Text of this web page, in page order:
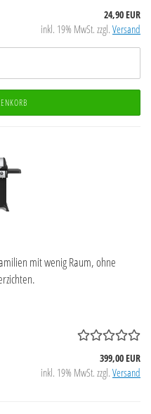
24,90 EUR
inkl. 19% MwSt. zzgl. Versand
mit wenig Raum, ohne
399,00 EUR
inkl. 19% MwSt. zzgl. Versand